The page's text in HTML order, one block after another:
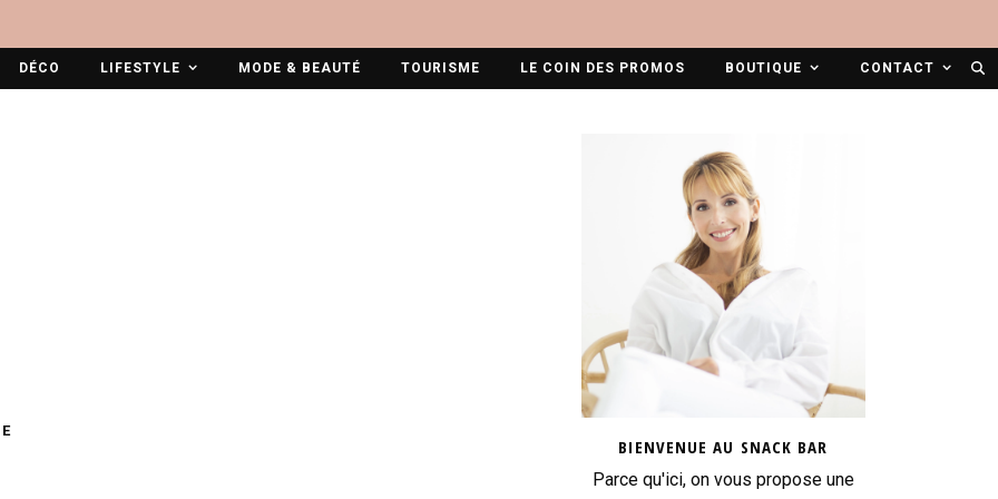
DÉCO LIFESTYLE MODE & BEAUTÉ TOURISME LE COIN DES PROMOS BOUTIQUE CONTACT
BIENVENUE AU SNACK BAR
Parce qu'ici, on vous propose une